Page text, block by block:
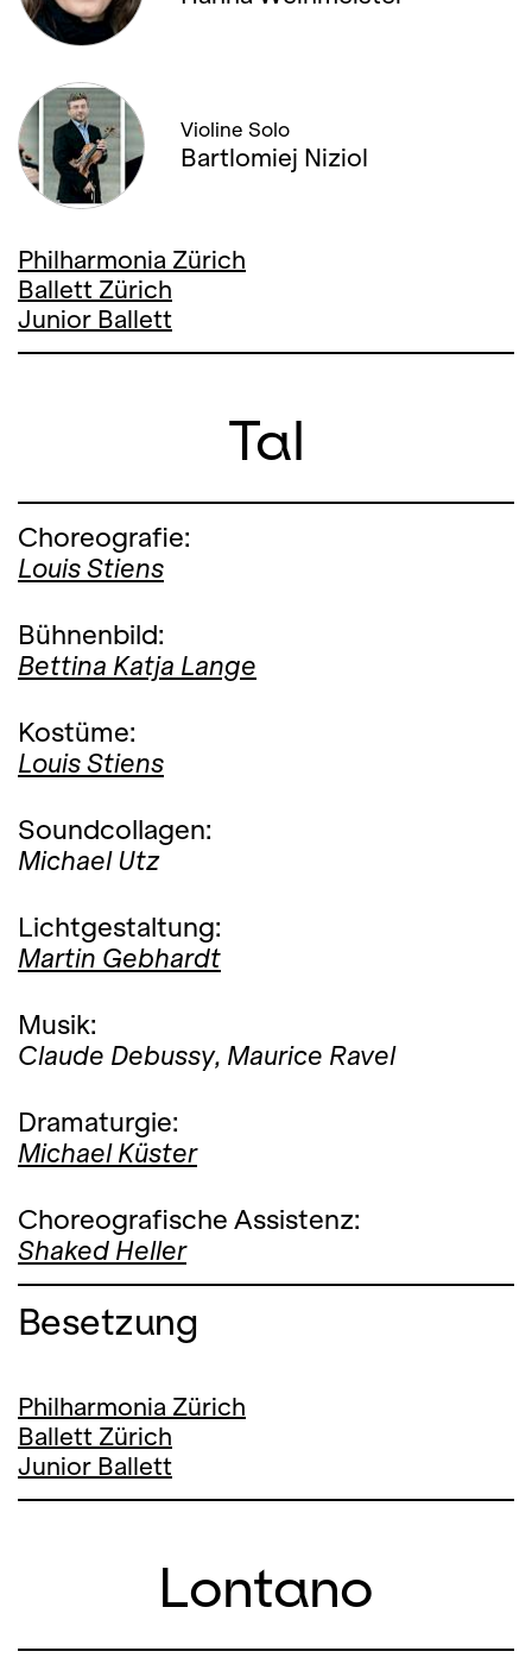
27. JANUAR '23, 19:00
11. FEBRUAR '23, 20:00
Violine Solo
Bartlomiej Niziol
Philharmonia Zürich
Ballett Zürich
Junior Ballett
Tal
Choreografie:
Louis Stiens
Bühnenbild:
Bettina Katja Lange
Kostüme:
Louis Stiens
Soundcollagen:
Michael Utz
Lichtgestaltung:
Martin Gebhardt
Musik:
Claude Debussy, Maurice Ravel
Dramaturgie:
Michael Küster
Choreografische Assistenz:
Shaked Heller
Besetzung
Philharmonia Zürich
Ballett Zürich
Junior Ballett
Lontano